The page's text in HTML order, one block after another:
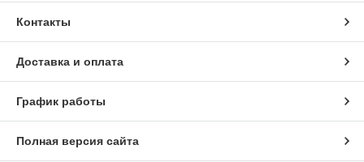
Контакты
Доставка и оплата
График работы
Полная версия сайта